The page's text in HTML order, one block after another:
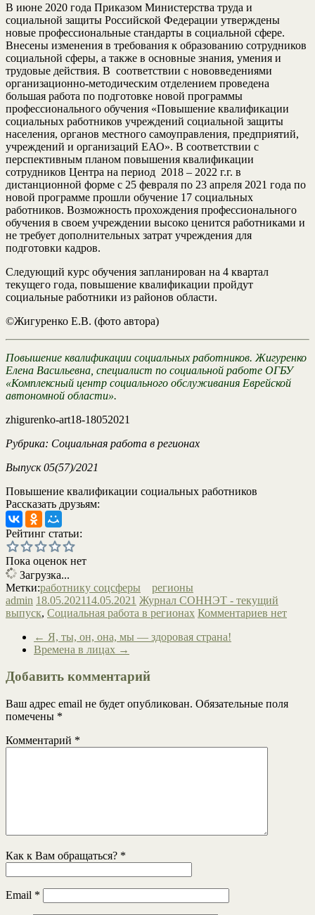
В июне 2020 года Приказом Министерства труда и
социальной защиты Российской Федерации утверждены
новые профессиональные стандарты в социальной сфере.
Внесены изменения в требования к образованию сотрудников
социальной сферы, а также в основные знания, умения и
трудовые действия. В соответствии с нововведениями
организационно-методическим отделением проведена
большая работа по подготовке новой программы
профессионального обучения «Повышение квалификации
социальных работников учреждений социальной защиты
населения, органов местного самоуправления, предприятий,
учреждений и организаций ЕАО». В соответствии с
перспективным планом повышения квалификации
сотрудников Центра на период 2018 – 2022 г.г. в
дистанционной форме с 25 февраля по 23 апреля 2021 года по
новой программе прошли обучение 17 социальных
работников. Возможность прохождения профессионального
обучения в своем учреждении высоко ценится работниками и
не требует дополнительных затрат учреждения для
подготовки кадров.
Следующий курс обучения запланирован на 4 квартал
текущего года, повышение квалификации пройдут
социальные работники из районов области.
©Жигуренко Е.В. (фото автора)
Повышение квалификации социальных работников. Жигуренко
Елена Васильевна, специалист по социальной работе ОГБУ
«Комплексный центр социального обслуживания Еврейской
автономной области».
zhigurenko-art18-18052021
Рубрика: Социальная работа в регионах
Выпуск 05(57)/2021
Повышение квалификации социальных работников
Рассказать друзьям:
Рейтинг статьи:
Пока оценок нет
Загрузка...
Метки:работнику соцсферы
регионы
admin 18.05.202114.05.2021 Журнал СОННЭТ - текущий
выпуск, Социальная работа в регионах Комментариев нет
← Я, ты, он, она, мы — здоровая страна!
Времена в лицах →
Добавить комментарий
Ваш адрес email не будет опубликован. Обязательные поля
помечены *
Комментарий *
Как к Вам обращаться? *
Email *